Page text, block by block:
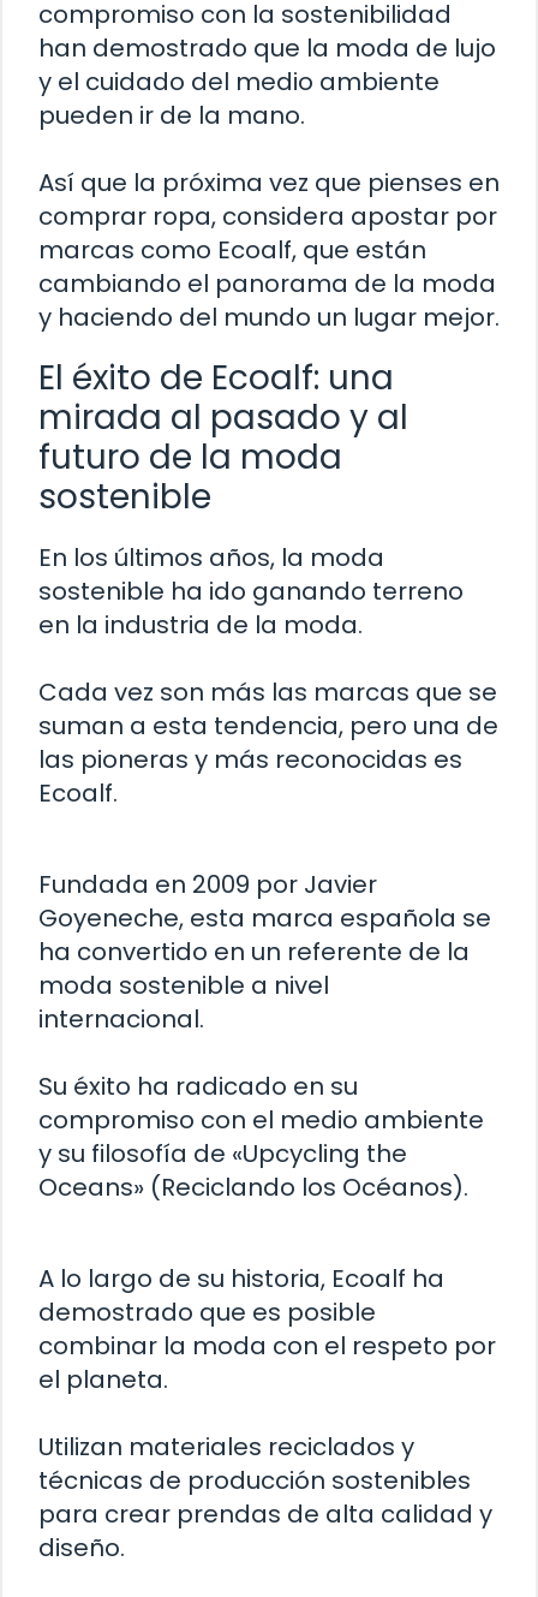
compromiso con la sostenibilidad
han demostrado que la moda de lujo
y el cuidado del medio ambiente
pueden ir de la mano.
Así que la próxima vez que pienses en
comprar ropa, considera apostar por
marcas como Ecoalf, que están
cambiando el panorama de la moda
y haciendo del mundo un lugar mejor.
El éxito de Ecoalf: una
mirada al pasado y al
futuro de la moda
sostenible
En los últimos años, la moda
sostenible ha ido ganando terreno
en la industria de la moda.
Cada vez son más las marcas que se
suman a esta tendencia, pero una de
las pioneras y más reconocidas es
Ecoalf.
Fundada en 2009 por Javier
Goyeneche, esta marca española se
ha convertido en un referente de la
moda sostenible a nivel
internacional.
Su éxito ha radicado en su
compromiso con el medio ambiente
y su filosofía de «Upcycling the
Oceans» (Reciclando los Océanos).
A lo largo de su historia, Ecoalf ha
demostrado que es posible
combinar la moda con el respeto por
el planeta.
Utilizan materiales reciclados y
técnicas de producción sostenibles
para crear prendas de alta calidad y
diseño.